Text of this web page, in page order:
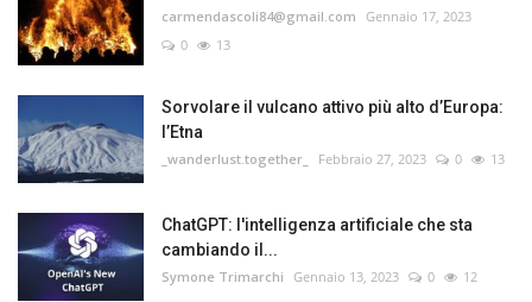
carmendascoli84@gmail.com
Gennaio 17, 2023
0
13
Sorvolare il vulcano attivo più alto d’Europa:
l’Etna
_wanderlust.together_ Febbraio 27, 2023 0 13
ChatGPT: l'intelligenza artificiale che sta
cambiando il...
Symone Trimarchi Gennaio 13, 2023 0 12